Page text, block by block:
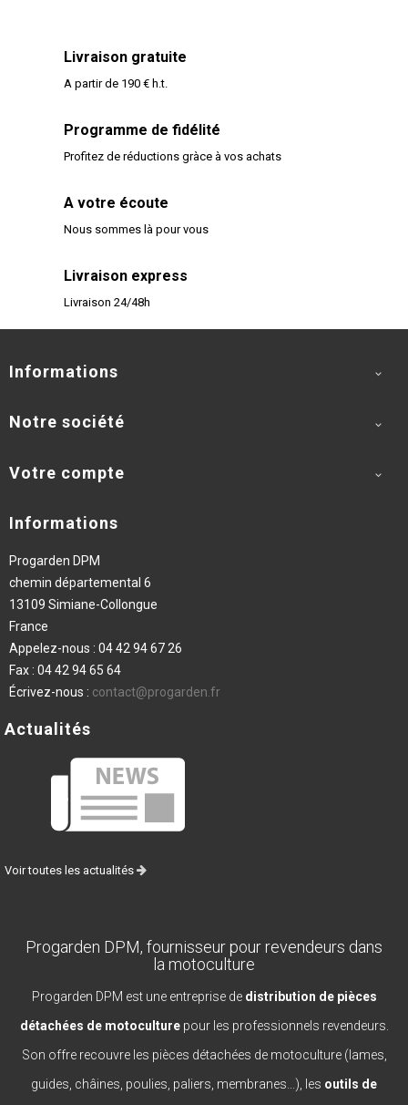
Livraison gratuite
A partir de 190 € h.t.
Programme de fidélité
Profitez de réductions gràce à vos achats
A votre écoute
Nous sommes là pour vous
Livraison express
Livraison 24/48h
Informations 
Notre société 
Votre compte 
Informations
Progarden DPM
chemin départemental 6
13109 Simiane-Collongue
France
Appelez-nous : 04 42 94 67 26
Fax : 04 42 94 65 64
Écrivez-nous : contact@progarden.fr
Actualités
Voir toutes les actualités
Progarden DPM, fournisseur pour revendeurs dans
la motoculture
Progarden DPM est une entreprise de distribution de pièces
détachées de motoculturepour les professionnels revendeurs.
Son offre recouvre les pièces détachées de motoculture (lames,
guides, châines, poulies, paliers, membranes...), les outils de